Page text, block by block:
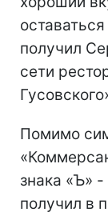
получил
сети
Помимо
знака «Ъ»
получил в